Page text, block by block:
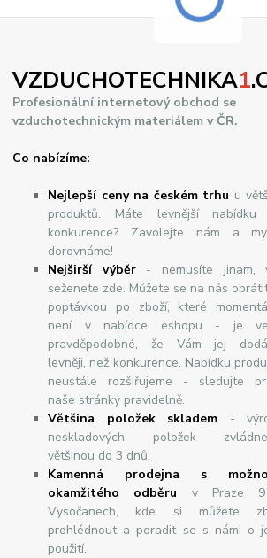
VZDUCHOTECHNIKA1
Profesionální internetový obchod se
vzduchotechnickým materiálem v ČR.
Co nabízíme:
Nejlepší ceny na českém trhu u
produktů. Máte levnější nabídku
konkurence? Zavolejte nám a
dorovnáme!
Nejširšívýběr- nemusíte jinam,
seženete zde. Můžete se na nás
poptávkou po zboží, které
není v nabídce eshopu - je
pravděpodobné, že Vám jej
levněji, než konkurence. Nabídku
neustále rozšiřujeme - sledujte
naše stránky pravidelně.
Většina položek skladem -
neskladových položek
většinou do 3 dnů.
Kamenná prodejna s
okamžitého odběru v Praze
Vysočanech, kde si můžete
prohlédnout a poradit se s námi o
použití.